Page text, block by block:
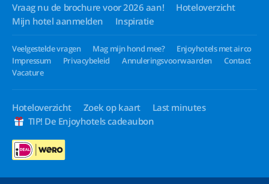
Vraag nu de brochure voor 2026 aan!
Hoteloverzicht
Mijn hotel aanmelden
Inspiratie
Veelgestelde vragen Mag mijn hond mee?
Enjoyhotels met airco
Impressum
Privacybeleid Annuleringsvoorwaarden
Contact
Vacature
Hoteloverzicht Zoek op kaart
Last minutes
TIP! De Enjoyhotels cadeaubon